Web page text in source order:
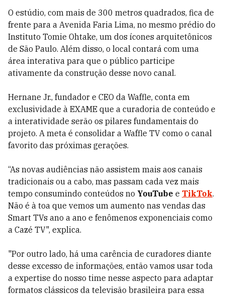
O estúdio, com mais de 300 metros quadrados, fica de
frente para a Avenida Faria Lima, no mesmo prédio do
Instituto Tomie Ohtake, um dos ícones arquitetônicos
de São Paulo. Além disso, o local contará com uma
área interativa para que o público participe
ativamente da construção desse novo canal.
Hernane Jr., fundador e CEO da Waffle, conta em
exclusividade à EXAME que a curadoria de conteúdo e
a interatividade serão os pilares fundamentais do
projeto. A meta é consolidar a Waffle TV como o canal
favorito das próximas gerações.
“As novas audiências não assistem mais aos canais
tradicionais ou a cabo, mas passam cada vez mais
tempo consumindo conteúdos no YouTube e TikTok.
Não é à toa que vemos um aumento nas vendas das
Smart TVs ano a ano e fenômenos exponenciais como
a Cazé TV", explica.
"Por outro lado, há uma carência de curadores diante
desse excesso de informações, então vamos usar toda
a expertise do nosso time nesse aspecto para adaptar
formatos clássicos da televisão brasileira para essa